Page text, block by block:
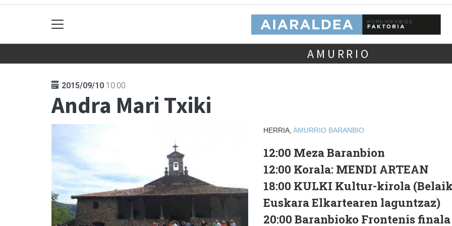
AMURRIO
2015/09/10 10:00
Andra Mari Txiki
HERRIA, AMURRIO BARANBIO
12:00 Meza Baranbion
12:00 Korala: MENDI ARTEAN
18:00 KULKI Kultur-kirola
Euskara Elkartearen laguntzaz)
20:00 Baranbioko Frontenis finala